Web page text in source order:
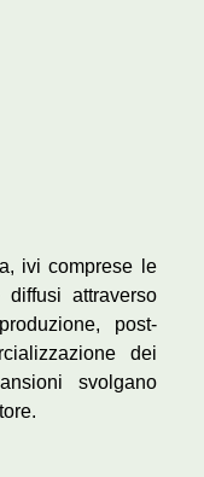
ivi comprese le
attraverso
post-
dei
svolgano